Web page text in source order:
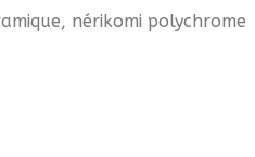
nérikomi polychrome